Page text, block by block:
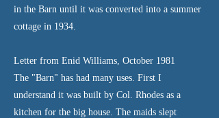
in the Barn until it was converted into a summer
cottage in 1934.
Letter from Enid Williams, October 1981
The "Barn" has had many uses. First I
understand it was built by Col. Rhodes as a
kitchen for the big house. The maids slept